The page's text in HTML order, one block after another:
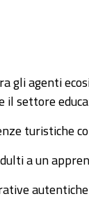
gli agenti
il settore
turistiche
a un